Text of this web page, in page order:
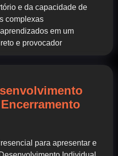
e da capacidade de
complexas
em um
e provocador
para apresentar e